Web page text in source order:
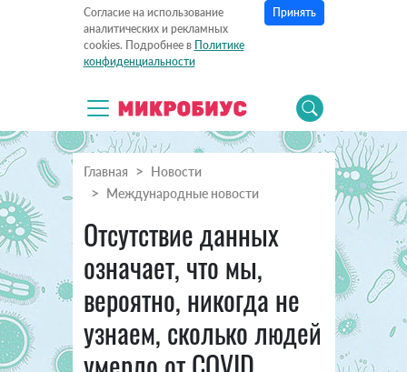
Согласие на использование
аналитических и рекламных
cookies. Подробнее в Политике
конфиденциальности
Принять
Главная
Новости
Международные новости
Отсутствие данных
означает, что мы,
вероятно, никогда не
узнаем, сколько людей